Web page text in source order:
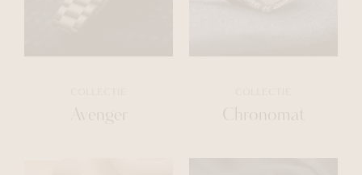
Avenger Chronomat